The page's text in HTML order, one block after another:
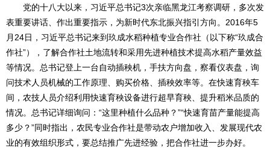
党的十八大以来，习近平总书记3次亲临黑龙江考察调研，多次发
表重要讲话、作出重要指示，为新时代东北振兴指引方向。2016年5
月24日，习近平总书记来到玖成水稻种植专业合作社（以下称“玖成合
作社”），了解合作社土地流转和采用先进种植技术提高水稻产量效益
等情况。总书记登上一台自动插秧机，手扶方向盘，察看仪表盘，询
问技术人员机械的工作原理、购买价格、插秧效率等。在快速育秧车
间，农技人员介绍利用快速育秧设备进行超早育秧、提升稻米品质的
情况。总书记详细询问：“这里种植什么品种？”“快速育苗产量能提高
多少？”同时指出，农民专业合作社是带动农户增加收入、发展现代农
业的有效组织形式，要总结推广先进经验，把合作社进一步办好。